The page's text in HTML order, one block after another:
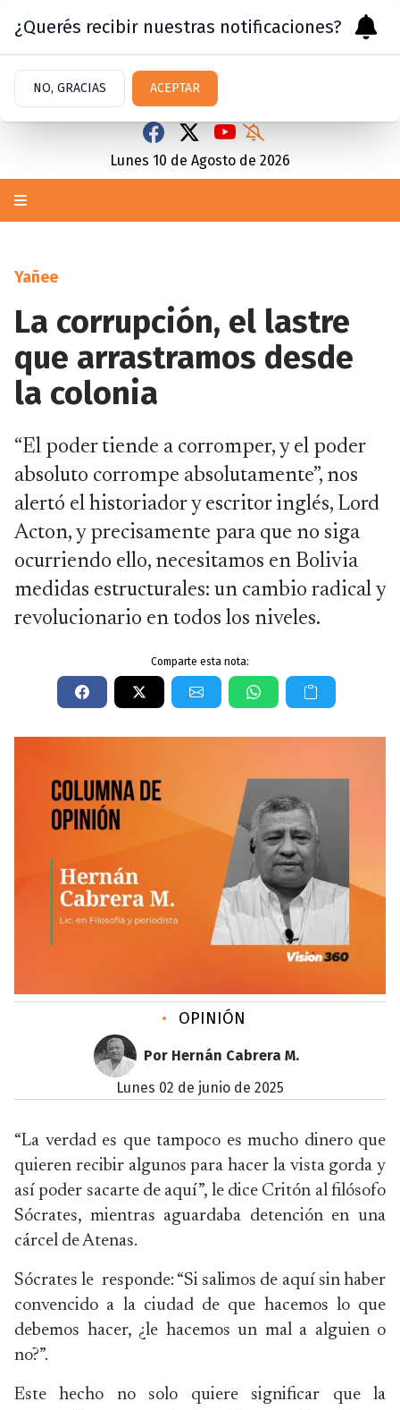
Lunes 10 de Agosto de 2026
Yañee
La corrupción, el lastre
que arrastramos desde
la colonia
“El poder tiende a corromper, y el poder
absoluto corrompe absolutamente”, nos
alertó el historiador y escritor inglés, Lord
Acton, y precisamente para que no siga
ocurriendo ello, necesitamos en Bolivia
medidas estructurales: un cambio radical y
revolucionario en todos los niveles.
Comparte esta nota:
• OPINIÓN
Por Hernán Cabrera M.
lunes 02 de junio de 2025
“La verdad es que tampoco es mucho dinero que
quieren recibir algunos para hacer la vista gorda y
así poder sacarte de aquí”, le dice Critón al filósofo
Sócrates, mientras aguardaba detención en una
cárcel de Atenas.
Sócrates le responde: “Si salimos de aquí sin haber
convencido a la ciudad de que hacemos lo que
debemos hacer, ¿le hacemos un mal a alguien o
no?”.
Este hecho no solo quiere significar que la
¿Querés recibir nuestras notificaciones?
NO, GRACIAS ACEPTAR